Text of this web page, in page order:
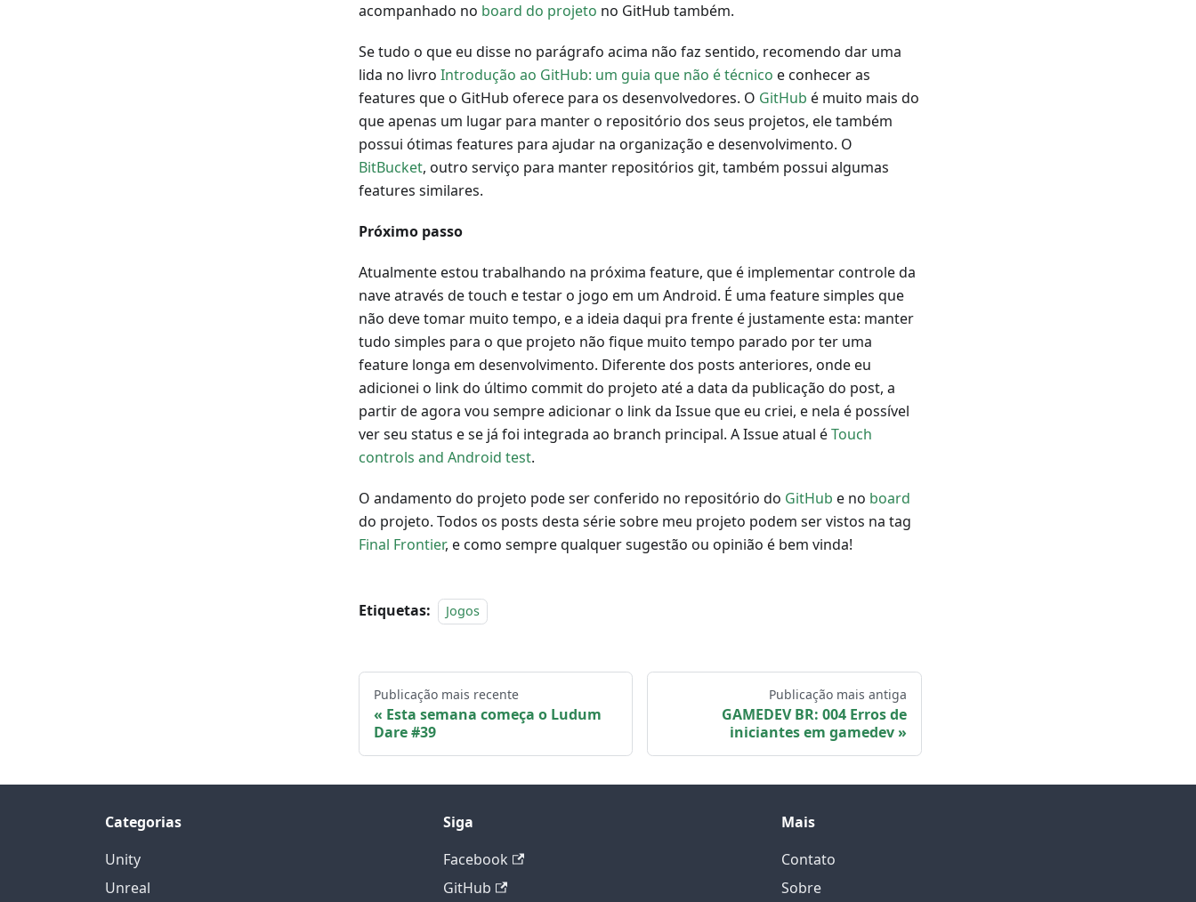
acompanhado no board do projeto no GitHub também.
Se tudo o que eu disse no parágrafo acima não faz sentido, recomendo dar uma
lida no livro Introdução ao GitHub: um guia que não é técnico e conhecer as
features que o GitHub oferece para os desenvolvedores. O GitHub é muito mais do
que apenas um lugar para manter o repositório dos seus projetos, ele também
possui ótimas features para ajudar na organização e desenvolvimento. O
BitBucket, outro serviço para manter repositórios git, também possui algumas
features similares.
Próximo passo
Atualmente estou trabalhando na próxima feature, que é implementar controle da
nave através de touch e testar o jogo em um Android. É uma feature simples que
não deve tomar muito tempo, e a ideia daqui pra frente é justamente esta: manter
tudo simples para o que projeto não fique muito tempo parado por ter uma
feature longa em desenvolvimento. Diferente dos posts anteriores, onde eu
adicionei o link do último commit do projeto até a data da publicação do post, a
partir de agora vou sempre adicionar o link da Issue que eu criei, e nela é possível
ver seu status e se já foi integrada ao branch principal. A Issue atual éTouch
controls and Android test.
O andamento do projeto pode ser conferido no repositório do GitHub e no board
do projeto. Todos os posts desta série sobre meu projeto podem ser vistos na tag
Final Frontier, e como sempre qualquer sugestão ou opinião é bem vinda!
Etiquetas: Jogos
Publicação mais recente
Esta semana começa o Ludum
Dare #39
Publicação mais antiga
GAMEDEV BR: 004 Erros de
iniciantes em gamedev
Categorias
Unity
Unreal
Siga
Facebook
GitHub
Mais
Contato
Sobre